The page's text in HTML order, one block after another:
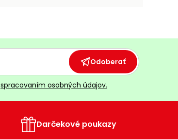
Odoberať
spracovaním osobných údajov.
Darčekové poukazy